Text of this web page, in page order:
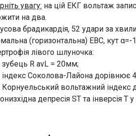
увагу: на цій ЕКГ вольтаж
на два.
брадикардія, 52 удари за
(горизонтальна) ЕВС, кут α=-
лівого шлуночка:
зубець R avL = 20мм;
індекс Соколова-Лайона дорівнює
Корнуельський вольтажний
депресія ST та інверсія T